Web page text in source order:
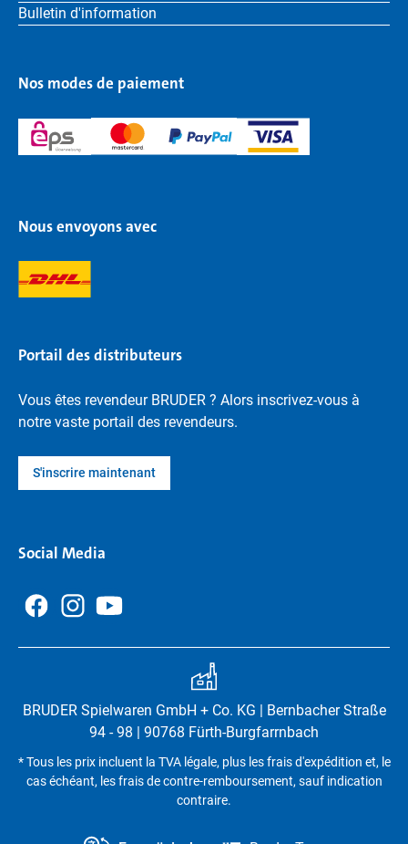
Bulletin d'information
Nos modes de paiement
Nous envoyons avec
Portail des distributeurs
Vous êtes revendeur BRUDER ? Alors inscrivez-vous à
notre vaste portail des revendeurs.
S'inscrire maintenant
Social Media
BRUDER Spielwaren GmbH + Co. KG | Bernbacher Straße
94 - 98 | 90768 Fürth-Burgfarrnbach
* Tous les prix incluent la TVA légale, plus les frais d'expédition et, le
cas échéant, les frais de contre-remboursement, sauf indication
contraire.